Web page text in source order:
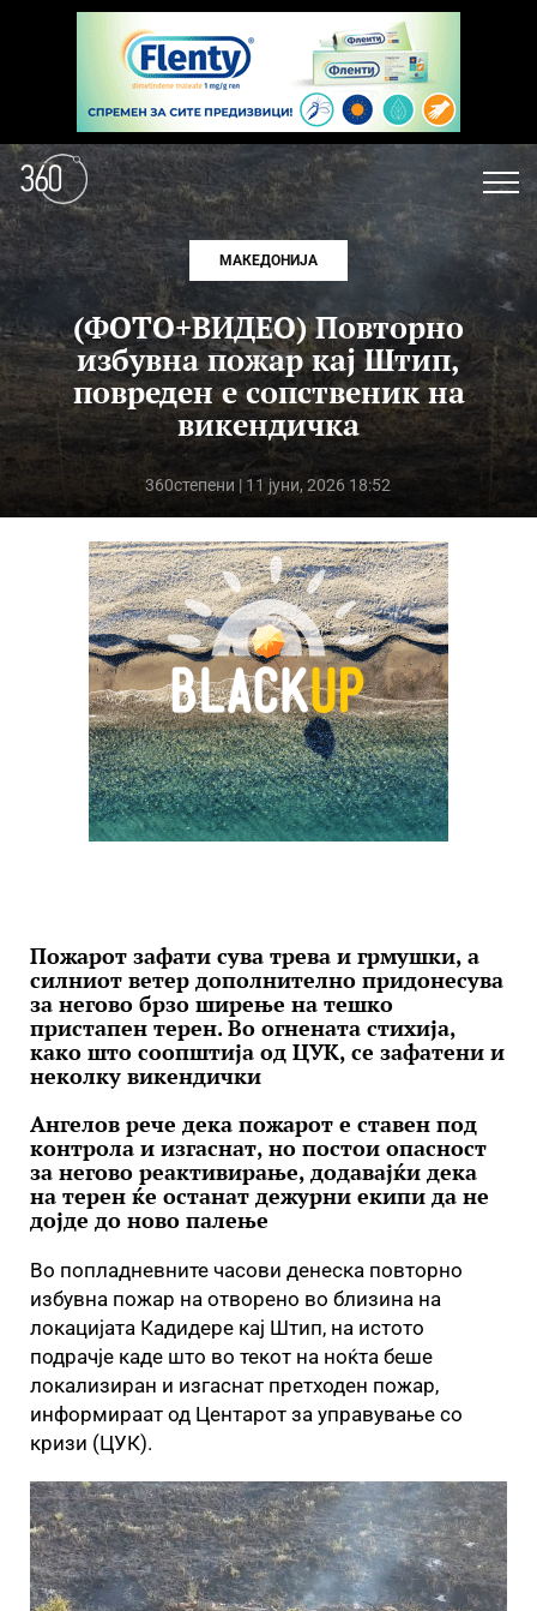
МАКЕДОНИЈА
(ФОТО+ВИДЕО) Повторно
избувна пожар кај Штип,
повреден е сопственик на
викендичка
360степени | 11 јуни, 2026 18:52
Пожарот зафати сува трева и грмушки, а
силниот ветер дополнително придонесува
за негово брзо ширење на тешко
пристапен терен. Во огнената стихија,
како што соопштија од ЦУК, се зафатени и
неколку викендички
Ангелов рече дека пожарот е ставен под
контрола и изгаснат, но постои опасност
за негово реактивирање, додавајќи дека
на терен ќе останат дежурни екипи да не
дојде до ново палење
Во попладневните часови денеска повторно
избувна пожар на отворено во близина на
локацијата Кадидере кај Штип, на истото
подрачје каде што во текот на ноќта беше
локализиран и изгаснат претходен пожар,
информираат од Центарот за управување со
кризи (ЦУК).